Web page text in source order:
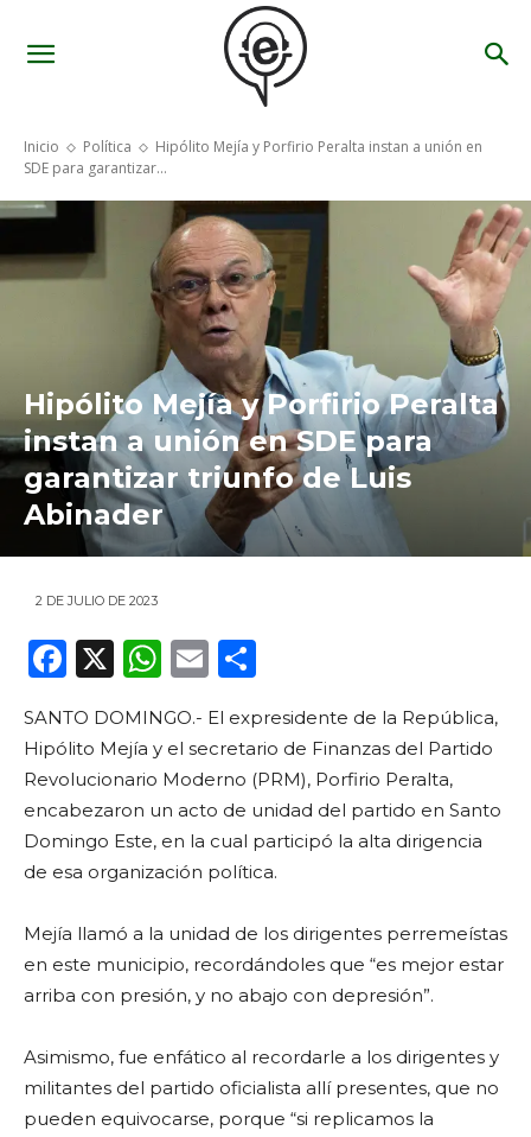
Inicio Política
Hipólito Mejía y Porfirio Peralta instan a unión en
SDE para garantizar...
Hipólito Mejía y Porfirio Peralta
instan a unión en SDE para
garantizar triunfo de Luis
Abinader
2 DE JULIO DE 2023
F
c
e
b
o
o
k
X
W
a
ts
A
p
p
E
ai
l
m
p
ar
ti
r
SANTO DOMINGO.- El expresidente de la República,
Hipólito Mejía y el secretario de Finanzas del Partido
Revolucionario Moderno (PRM), Porfirio Peralta,
encabezaron un acto de unidad del partido en Santo
Domingo Este, en la cual participó la alta dirigencia
de esa organización política.
Mejía llamó a la unidad de los dirigentes perremeístas
en este municipio, recordándoles que “es mejor estar
arriba con presión, y no abajo con depresión”.
Asimismo, fue enfático al recordarle a los dirigentes y
militantes del partido oficialista allí presentes, que no
pueden equivocarse, porque “si replicamos la